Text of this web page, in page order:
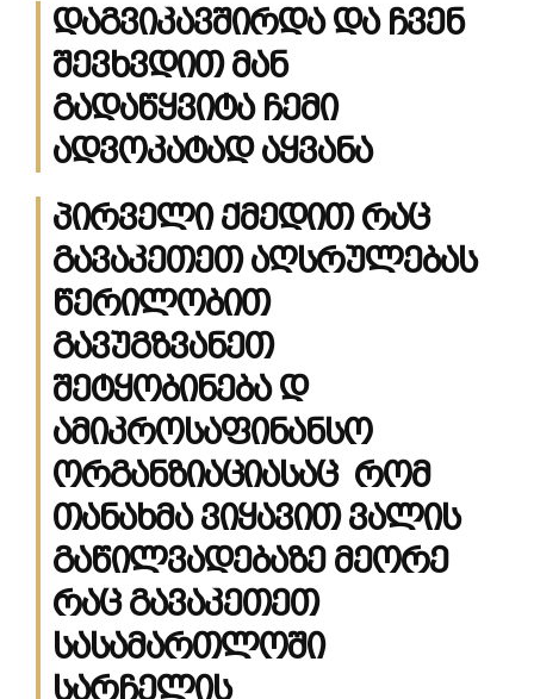
დაგვიკავშირდა და ჩვენ
შევხვდით მან
გადაწყვიტა ჩემი
ადვოკატად აყვანა
პირველი ქმედით რაც
გავაკეთეთ აღსრულებას
წერილობით
გავუგზვანეთ
შეტყობინება დ
ამიკროსაფინანსო
ორგანზიაციასაც რომ
თანახმა ვიყავით ვალის
გაწილვადებაზე მეორე
რაც გავაკეთეთ
სასამართლოში
სარჩელის